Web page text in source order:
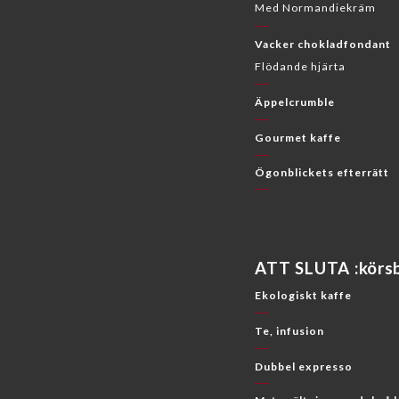
Med Normandiekräm
Vacker chokladfondant
Flödande hjärta
Äppelcrumble
Gourmet kaffe
Ögonblickets efterrätt
ATT SLUTA
Ekologiskt kaffe
Te, infusion
Dubbel expresso